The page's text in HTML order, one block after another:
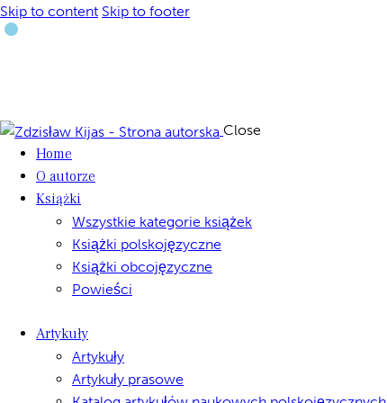
Skip to content Skip to footer
Close
Home
O autorze
Książki
Wszystkie kategorie książek
Książki polskojęzyczne
Książki obcojęzyczne
Powieści
Artykuły
Artykuły
Artykuły prasowe